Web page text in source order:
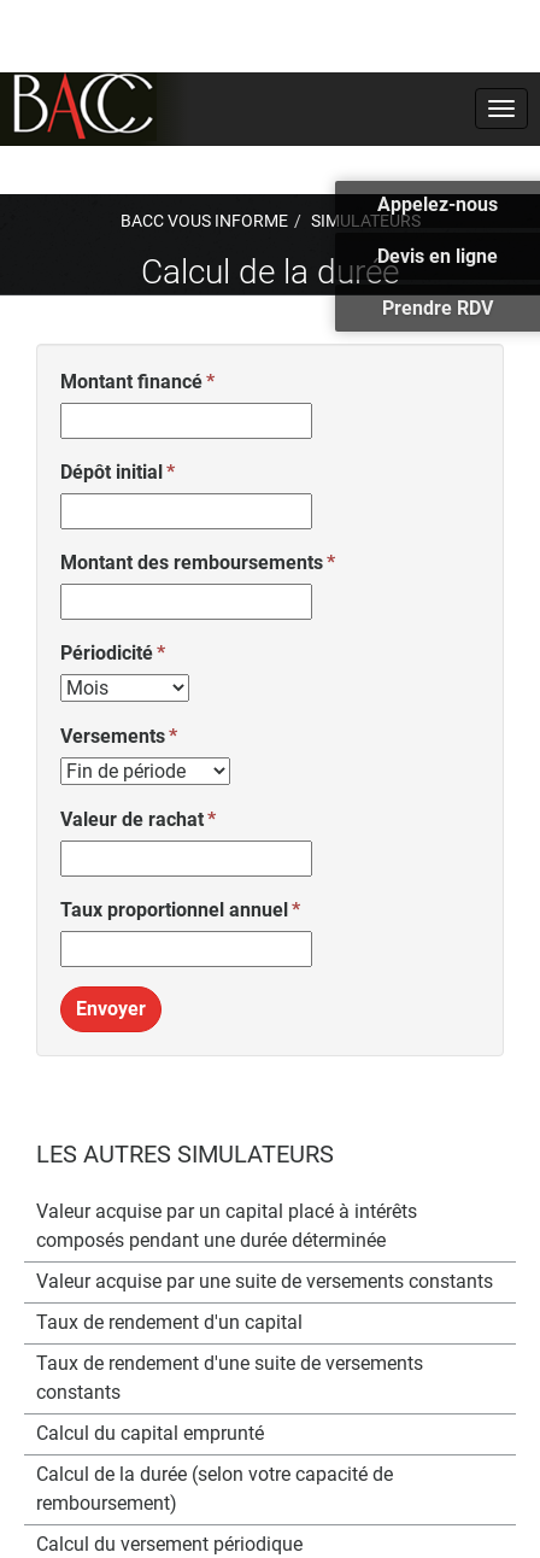
BACC VOUS INFORME SIMULATEURS
Appelez-nous
Devis en ligne
Prendre RDV
Calcul de la durée
Montant financé
Dépôt initial
Montant des remboursements
Périodicité
Versements
Valeur de rachat
Taux proportionnel annuel
Envoyer
LES AUTRES SIMULATEURS
Valeur acquise par un capital placé à intérêts
composés pendant une durée déterminée
Valeur acquise par une suite de versements constants
Taux de rendement d'un capital
Taux de rendement d'une suite de versements
constants
Calcul du capital emprunté
Calcul de la durée (selon votre capacité de
remboursement)
Calcul du versement périodique